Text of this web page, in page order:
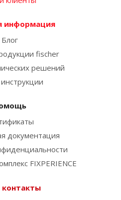
информация
Блог
fischer
решений
документация
FIXPERIENCE